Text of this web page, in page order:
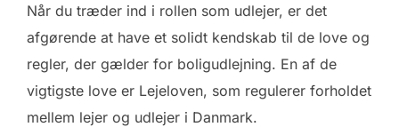
Når du træder ind i rollen som udlejer, er det
afgørende at have et solidt kendskab til de love og
regler, der gælder for boligudlejning. En af de
vigtigste love er Lejeloven, som regulerer forholdet
mellem lejer og udlejer i Danmark.